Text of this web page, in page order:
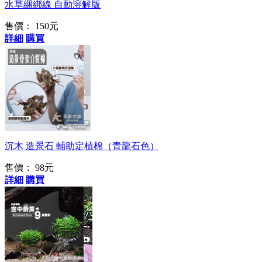
水草綑綁線 自動溶解版
售價：
150元
詳細 購買
沉木 造景石 輔助定植棉（青龍石色）
售價：
98元
詳細 購買
水族界的變形金剛!